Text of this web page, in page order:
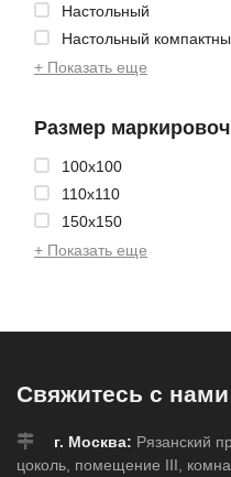
Настольный
Настольный
+ Показать еще
Размер
100x100
110x110
150x150
+ Показать еще
Свяжитесь с нами
г. Москва: Рязанский
цоколь, помещение III,